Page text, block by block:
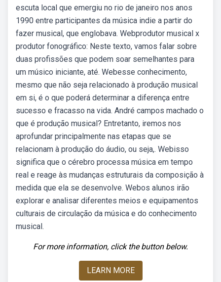
escuta local que emergiu no rio de janeiro nos anos
1990 entre participantes da música indie a partir do
fazer musical, que englobava. Webprodutor musical x
produtor fonográfico: Neste texto, vamos falar sobre
duas profissões que podem soar semelhantes para
um músico iniciante, até. Webesse conhecimento,
mesmo que não seja relacionado à produção musical
em si, é o que poderá determinar a diferença entre
sucesso e fracasso na vida. André campos machado o
que é produção musical? Entretanto, iremos nos
aprofundar principalmente nas etapas que se
relacionam à produção do áudio, ou seja,. Webisso
significa que o cérebro processa música em tempo
real e reage às mudanças estruturais da composição à
medida que ela se desenvolve. Webos alunos irão
explorar e analisar diferentes meios e equipamentos
culturais de circulação da música e do conhecimento
musical.
For more information, click the button below.
LEARN MORE